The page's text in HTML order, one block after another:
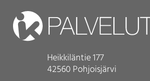
Heikkiläntie 177
42560 Pohjoisjärvi